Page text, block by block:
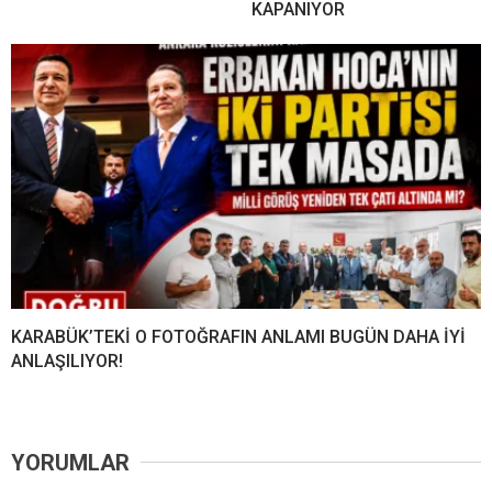
KAPANIYOR
KARABÜK’TEKİ O FOTOĞRAFIN ANLAMI BUGÜN DAHA İYİ
ANLAŞILIYOR!
YORUMLAR